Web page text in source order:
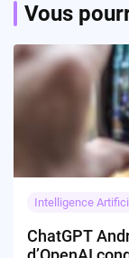
Vous
Intelligence
ChatGPT